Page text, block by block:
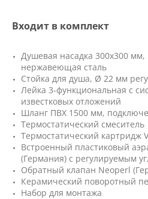
Входит в комплект
Душевая насадка 300х300 мм,
нержавеющая сталь
Стойка для душа, Ø 22 мм
Лейка 3-функциональная с
известковых отложений
Шланг ПВХ 1500 мм,
Термостатический смеситель
Термостатический картридж
Встроенный пластиковый
(Германия) с регулируемым
Обратный клапан Neoperl
Керамический поворотный
Набор для монтажа